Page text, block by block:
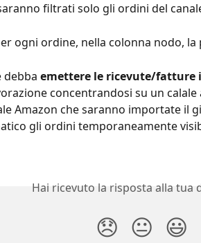
filtrati solo gli ordini del
ogni ordine, nella colonna nodo, la
debba emettere le ricevute/fatture
concentrandosi su un
Amazon che saranno importate il
gli ordini temporaneamente
Hai ricevuto la risposta alla tua
😞 😐 😃